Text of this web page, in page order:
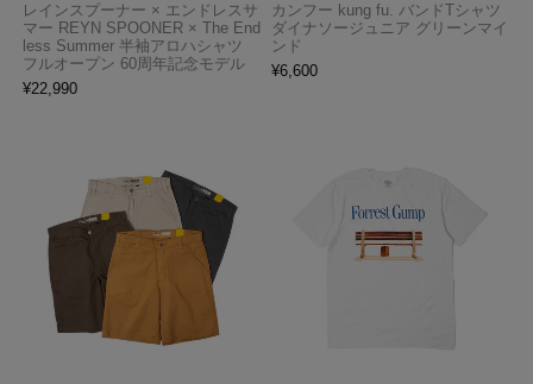
レインスプーナー × エンドレスサ
マー REYN SPOONER × The End
less Summer 半袖アロハシャツ
フルオープン 60周年記念モデル
¥22,990
カンフー kung fu. バンドTシャツ
ダイナソージュニア グリーンマイ
ンド
¥6,600